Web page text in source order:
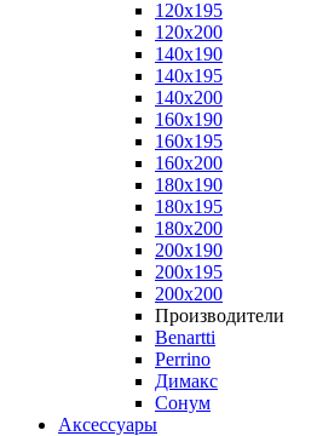
120x195
120x200
140x190
140x195
140x200
160x190
160x195
160x200
180x190
180x195
180x200
200x190
200x195
200x200
Производители
Benartti
Perrino
Димакс
Сонум
Аксессуары